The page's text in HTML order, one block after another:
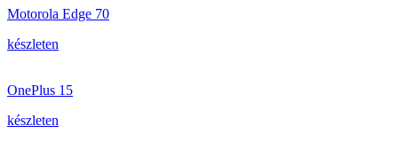
Motorola Edge 70
készleten
OnePlus 15
készleten